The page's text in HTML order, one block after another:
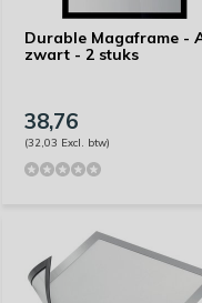
Durable Magaframe -
zwart - 2 stuks
38,76
(32,03 Excl. btw)